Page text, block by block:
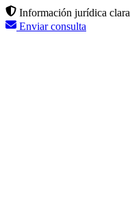
Información jurídica clara
Enviar consulta